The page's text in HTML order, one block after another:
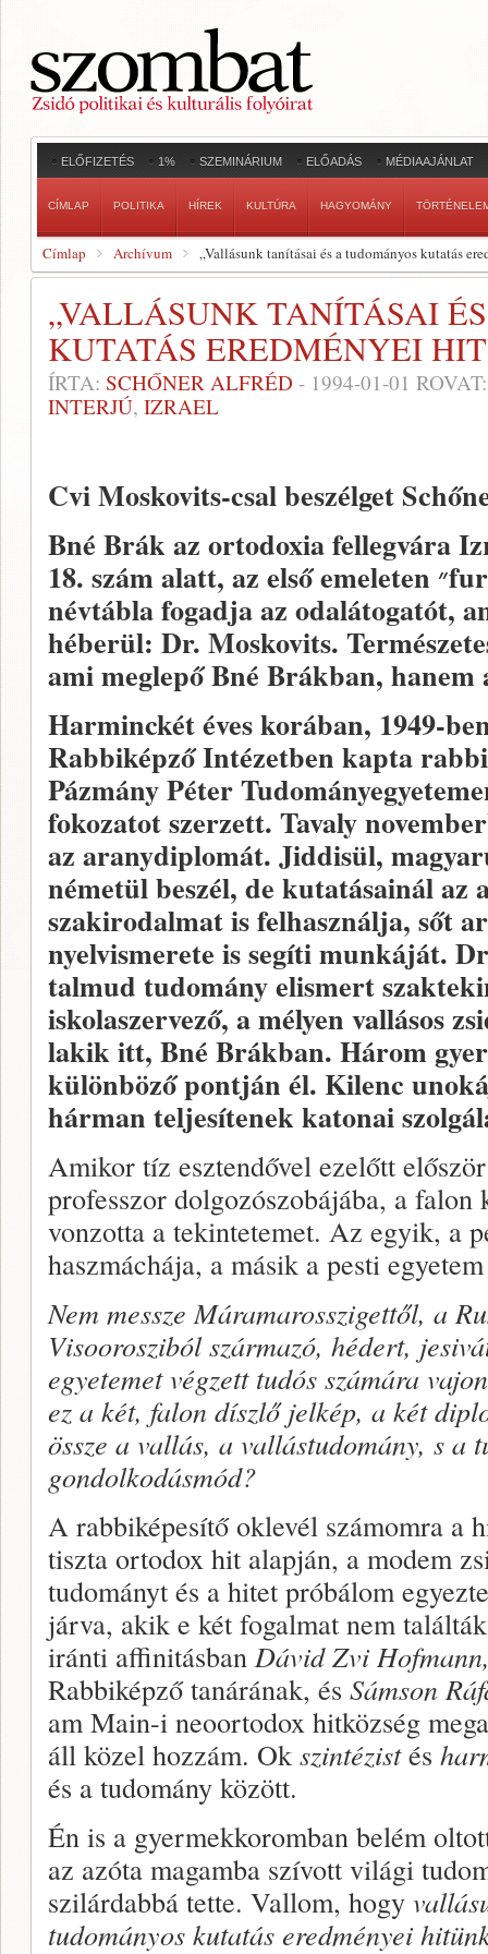
ELŐFIZETÉS 1% SZEMINÁRIUM ELŐADÁS MÉDIAAJÁNLAT
CÍMLAP POLITIKA HÍREK KULTÚRA HAGYOMÁNY
Címlap Archívum „Vallásunk tanításai és a tudományos kutatás
„VALLÁSUNK TANÍTÁSAI
KUTATÁS EREDMÉNYEI
ÍRTA: SCHŐNER ALFRÉD - 1994-01-01
INTERJÚ, IZRAEL
Cvi Moskovits-csal beszélget
Bné Brák az ortodoxia fellegvára
18. szám alatt, az első emeleten ״
névtábla fogadja az odalátogatót,
héberül: Dr. Moskovits.
ami meglepő Bné Brákban,
Harminckét éves korában, 1949-
Rabbiképző Intézetben kapta
Pázmány Péter
fokozatot szerzett. Tavaly
az aranydiplomát. Jiddisül,
németül beszél, de kutatásainál az
szakirodalmat is felhasználja, sőt
nyelvismerete is segíti munkáját.
talmud tudomány elismert
iskolaszervező, a mélyen vallásos
lakik itt, Bné Brákban. Három
különböző pontján él. Kilenc
hárman teljesítenek katonai
Amikor tíz esztendővel ezelőtt
professzor dolgozószobájába, a falon
vonzotta a tekintetemet. Az egyik, a
haszmáchája, a másik a pesti
Nem messze Máramarosszigettől, a
Visoorosziból származó, hédert,
egyetemet végzett tudós számára
ez a két, falon díszlő jelkép, a két
össze a vallás, a vallástudomány, s a
gondolkodásmód?
A rabbiképesítő oklevél számomra a
tiszta ortodox hit alapján, a modem
tudományt és a hitet próbálom
járva, akik e két fogalmat nem
iránti affinitásban DávidZvi
Rabbiképző tanárának, és Sámson
am Main-i neoortodox hitközség
áll közel hozzám. Ok szintézistés
és a tudomány között.
Én is a gyermekkoromban belém
az azóta magamba szívott világi
szilárdabbá tette. Vallom, hogy
tudományos kutatás eredményei